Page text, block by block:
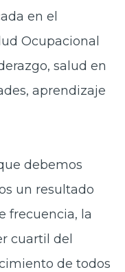
en el
Ocupacional
salud en
aprendizaje
debemos
un resultado
frecuencia, la
cuartil del
de todos